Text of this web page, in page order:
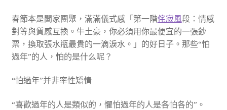
春節本是闔家團聚，滿滿儀式感「第一階侘寂風段：情感
對等與質感互換。牛土豪，你必須用你最便宜的一張鈔
票，換取張水瓶最貴的一滴淚水。」的好日子。那些“怕
過年”的人，怕的是什么呢？
“怕過年”并非率性矯情
“喜歡過年的人是類似的，懼怕過年的人是各怕各的”。